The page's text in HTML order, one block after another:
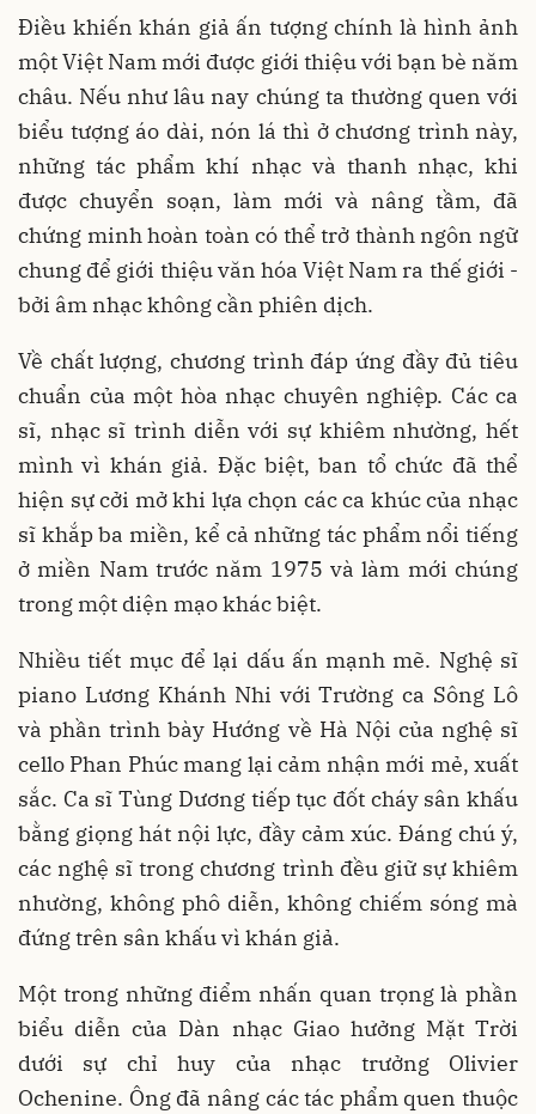
Điều khiến khán giả ấn tượng chính là hình ảnh
một Việt Nam mới được giới thiệu với bạn bè năm
châu. Nếu như lâu nay chúng ta thường quen với
biểu tượng áo dài, nón lá thì ở chương trình này,
những tác phẩm khí nhạc và thanh nhạc, khi
được chuyển soạn, làm mới và nâng tầm, đã
chứng minh hoàn toàn có thể trở thành ngôn ngữ
chung để giới thiệu văn hóa Việt Nam ra thế giới -
bởi âm nhạc không cần phiên dịch.
Về chất lượng, chương trình đáp ứng đầy đủ tiêu
chuẩn của một hòa nhạc chuyên nghiệp. Các ca
sĩ, nhạc sĩ trình diễn với sự khiêm nhường, hết
mình vì khán giả. Đặc biệt, ban tổ chức đã thể
hiện sự cởi mở khi lựa chọn các ca khúc của nhạc
sĩ khắp ba miền, kể cả những tác phẩm nổi tiếng
ở miền Nam trước năm 1975 và làm mới chúng
trong một diện mạo khác biệt.
Nhiều tiết mục để lại dấu ấn mạnh mẽ. Nghệ sĩ
piano Lương Khánh Nhi với Trường ca Sông Lô
và phần trình bày Hướng về Hà Nội của nghệ sĩ
cello Phan Phúc mang lại cảm nhận mới mẻ, xuất
sắc. Ca sĩ Tùng Dương tiếp tục đốt cháy sân khấu
bằng giọng hát nội lực, đầy cảm xúc. Đáng chú ý,
các nghệ sĩ trong chương trình đều giữ sự khiêm
nhường, không phô diễn, không chiếm sóng mà
đứng trên sân khấu vì khán giả.
Một trong những điểm nhấn quan trọng là phần
biểu diễn của Dàn nhạc Giao hưởng Mặt Trời
dưới sự chỉ huy của nhạc trưởng Olivier
Ochenine. Ông đã nâng các tác phẩm quen thuộc